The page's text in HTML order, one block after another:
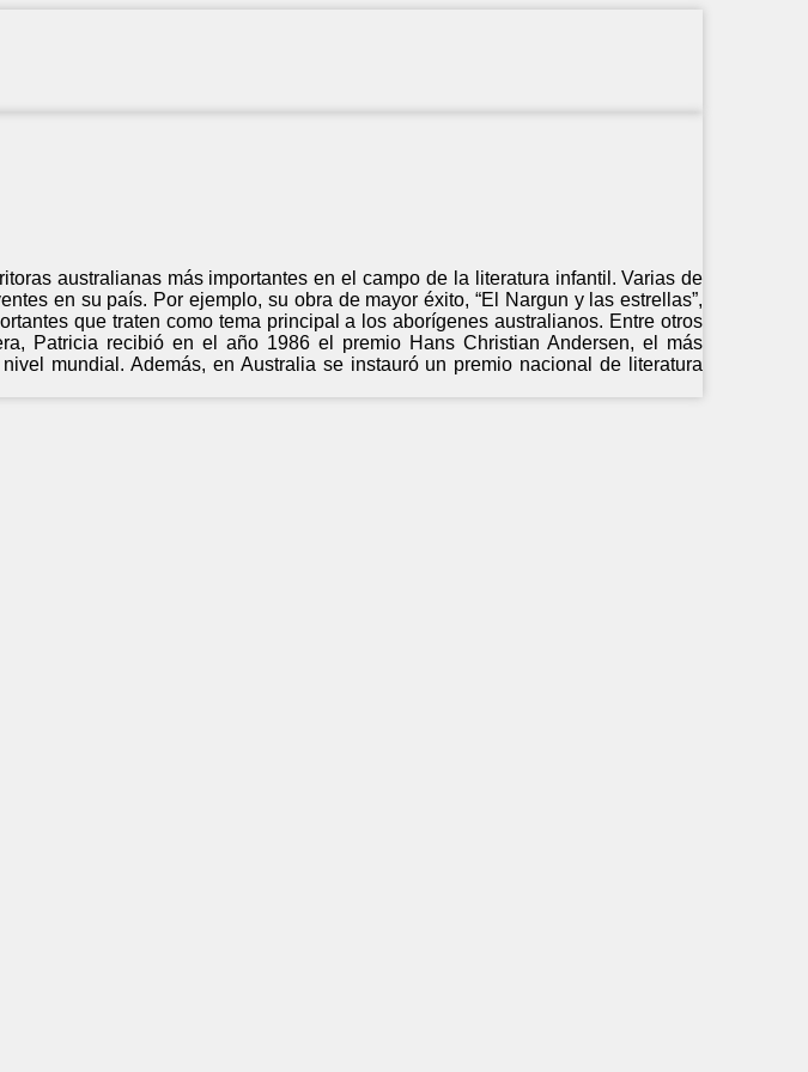
australianas más importantes en el campo de la literatura infantil. Varias de
en su país. Por ejemplo, su obra de mayor éxito, “El Nargun y las estrellas”,
que traten como tema principal a los aborígenes australianos. Entre otros
Patricia recibió en el año 1986 el premio Hans Christian Andersen, el más
mundial. Además, en Australia se instauró un premio nacional de literatura